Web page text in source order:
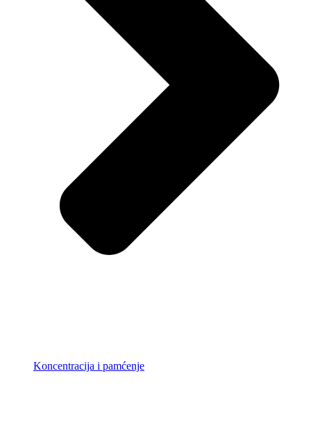
Koncentracija i pamćenje